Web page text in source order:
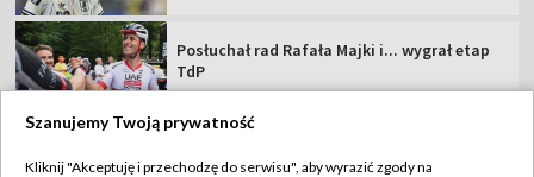
Posłuchał rad Rafała Majki i... wygrał etap
TdP
Szanujemy Twoją prywatność
Kliknij "Akceptuję i przechodzę do serwisu", aby wyrazić zgody na